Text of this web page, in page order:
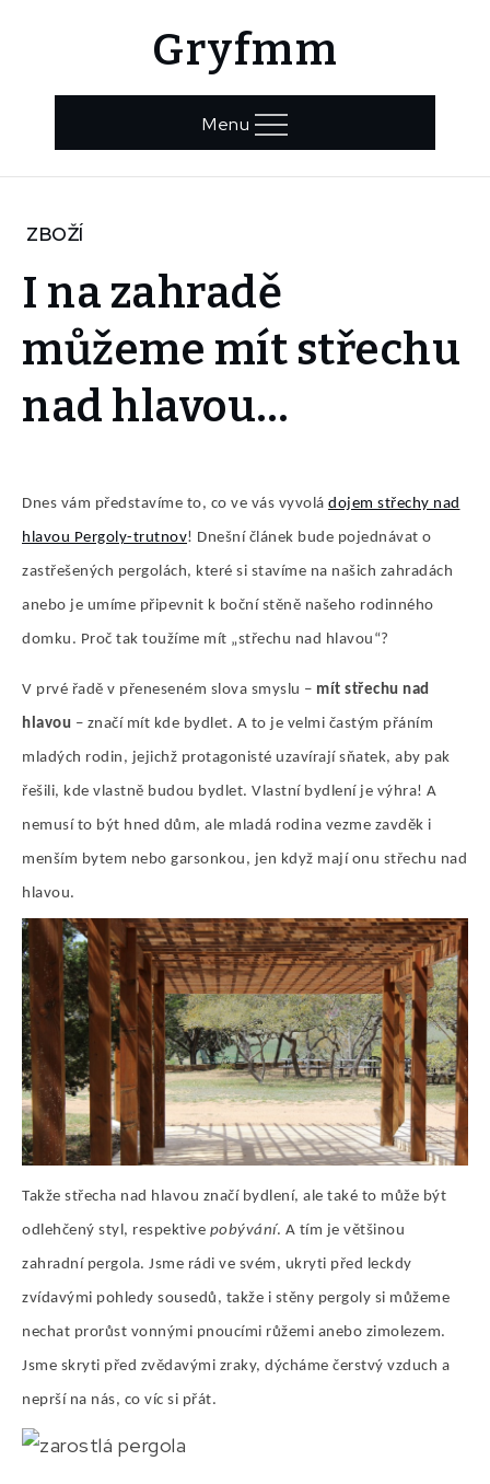
Gryfmm
Menu
Home
I na
zahradě
můžeme
mít
střechu
nad
ZBOŽÍ
I na zahradě
můžeme mít střechu
nad hlavou…
Dnes vám představíme to, co ve vás vyvolá dojem střechy nad
hlavou Pergoly-trutnov! Dnešní článek bude pojednávat o
zastřešených pergolách, které si stavíme na našich zahradách
anebo je umíme připevnit k boční stěně našeho rodinného
domku. Proč tak toužíme mít „střechu nad hlavou“?
V prvé řadě v přeneseném slova smyslu – mít střechu nad
hlavou – značí mít kde bydlet. A to je velmi častým přáním
mladých rodin, jejichž protagonisté uzavírají sňatek, aby pak
řešili, kde vlastně budou bydlet. Vlastní bydlení je výhra! A
nemusí to být hned dům, ale mladá rodina vezme zavděk i
menším bytem nebo garsonkou, jen když mají onu střechu nad
hlavou.
Takže střecha nad hlavou značí bydlení, ale také to může být
odlehčený styl, respektive pobývání. A tím je většinou
zahradní pergola. Jsme rádi ve svém, ukryti před leckdy
zvídavými pohledy sousedů, takže i stěny pergoly si můžeme
nechat prorůst vonnými pnoucími růžemi anebo zimolezem.
Jsme skryti před zvědavými zraky, dýcháme čerstvý vzduch a
neprší na nás, co víc si přát.